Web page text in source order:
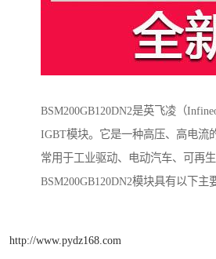
BSM200GB120DN2是英飞凌（
IGBT模块。它是一种高压、高电流
常用于工业驱动、电动汽车、可再生
BSM200GB120DN2模块具有以下主
http://www.pydz168.com